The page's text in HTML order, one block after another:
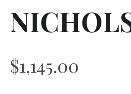
$1,145.00